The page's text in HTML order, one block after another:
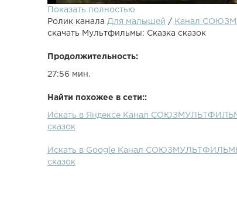
Мультфильм о жизни, которая проходит
Показать полностью
Ролик канала Для малышей / Канал
скачать Мультфильмы: Сказка сказок
Продолжительность:
27:56 мин.
Найти похожее в сети::
Искать в Яндексе Канал
сказок
Искать в Google Канал
сказок